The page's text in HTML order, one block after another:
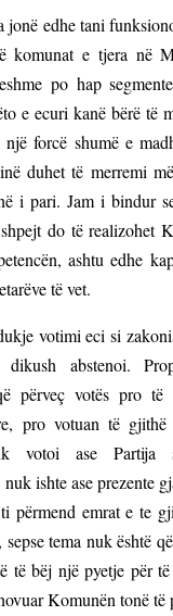
edhe tani
komunat e tjera në
po hap
e ecuri kanë bërë të
forcë shumë e
duhet të merremi
i pari. Jam i bindur
do të realizohet
ashtu edhe
të vet.
votimi eci si
dikush abstenoi.
përveç votës pro të
pro votuan të
votoi ase Partija
ishte ase prezente
përmend emrat e te
tema nuk është
të bëj një pyetje për
Komunën tonë